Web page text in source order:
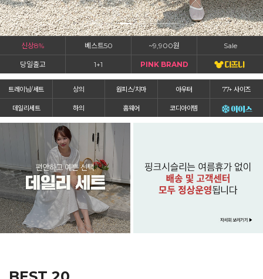
신상8% 베스트50 ~9,900원 Sale
당일출고 1+1 PINK BRAND
트레이닝/세트 상의 원피스/치마 아우터 77+ 사이즈
데일리세트 하의 홈웨어 코디아이템